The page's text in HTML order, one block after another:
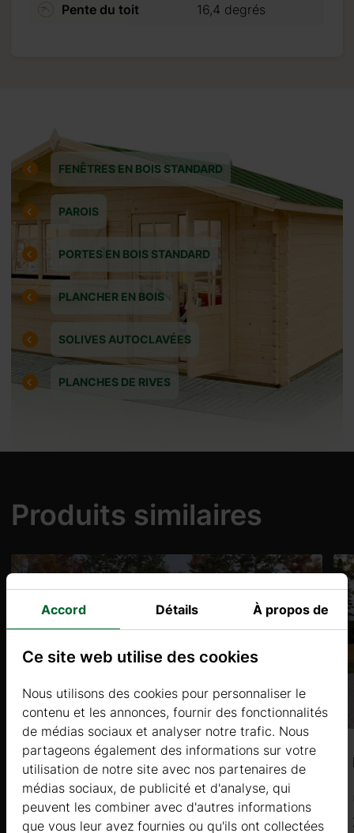
Pente du toit
16,4 degrés
FENÊTRES EN BOIS STANDARD
PAROIS
PORTES EN BOIS STANDARD
PLANCHER EN BOIS
SOLIVES AUTOCLAVÉES
PLANCHES DE RIVES
Produits similaires
CAPUCINE 2 (34mm) 4×2,9m, 11,5㎡
2600 €
en
Accord Détails À propos de
Ce site web utilise des cookies
Nous utilisons des cookies pour personnaliser le
contenu et les annonces, fournir des fonctionnalités
de médias sociaux et analyser notre trafic. Nous
partageons également des informations sur votre
utilisation de notre site avec nos partenaires de
médias sociaux, de publicité et d'analyse, qui
peuvent les combiner avec d'autres informations
que vous leur avez fournies ou qu'ils ont collectées